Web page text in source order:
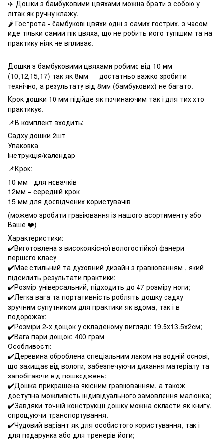
✈️ Дошки з бамбуковими цвяхами можна брати з собою у
літак як ручну клажу.
🌶 Гострота - бамбукові цвяхи одні з самих гострих, з часом
йде тільки самий пік цвяха, що не робить його тупішим та на
практику ніяк не впливає.
————————————
Дошки з бамбуковими цвяхами робимо від 10 мм
(10,12,15,17) так як 8мм — достатньо важко зробити
технічно, а результату від 8мм (бамбукових) не багато.
Крок дошки 10 мм підійде як починаючим так і для тих хто
практикує.
📌В комплект входить:
Садху дошки 2шт
Упаковка
Інструкція/календар
📌Крок:
10 мм - для новачків
12мм – середній крок
15 мм для досвідчених користувачів
(можемо зробити гравіювання із нашого асортименту або
Ваше ❤️)
Характеристики:
✔️Виготовлена з високоякісної вологостійкої фанери
першого класу
✔️Має стильний та духовний дизайн з гравіюванням , який
підсилить результати практики;
✔️Розмір-універсальний, підходить до 47 розміру ноги;
✔️Легка вага та портативність роблять дошку садху
зручним супутником для практики як вдома, так і в
подорожах;
✔️Розміри 2-х дощок у складеному вигляді: 19.5х13.5х2см;
✔️Вага пари дощок: 400 грам
Особливості:
✔️Деревина оброблена спеціальним лаком на водній основі,
що захищає від вологи, забезпечуючи дихання матеріалу та
запобігаючи від пошкоджень;
✔️Дошка прикрашена якісним гравіюванням, а також
доступна можливість індивідуального замовлення малюнка;
✔️Завдяки точній конструкції дошку можна скласти як книгу,
спрощуючи транспортування.
✔️Чудовий варіант як для особистого користування, так і
для подарунка або для тренерів йоги;